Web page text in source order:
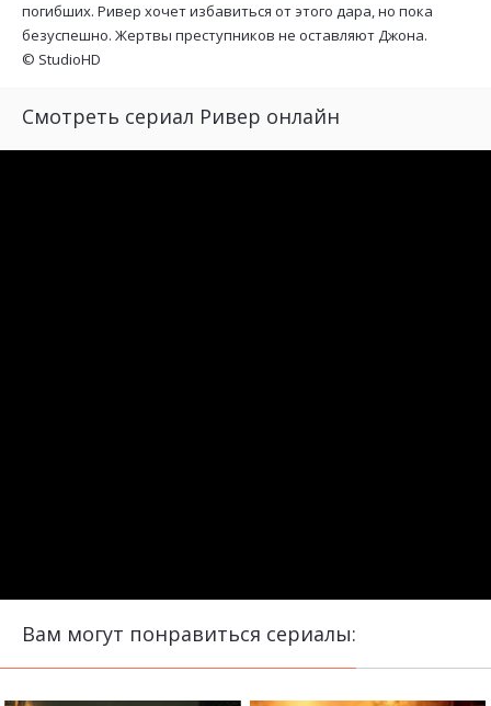
погибших. Ривер хочет избавиться от этого дара, но пока
безуспешно. Жертвы преступников не оставляют Джона.
© StudioHD
Смотреть сериал Ривер онлайн
Вам могут понравиться сериалы: